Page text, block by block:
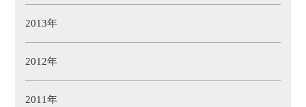
2013年
2012年
2011年